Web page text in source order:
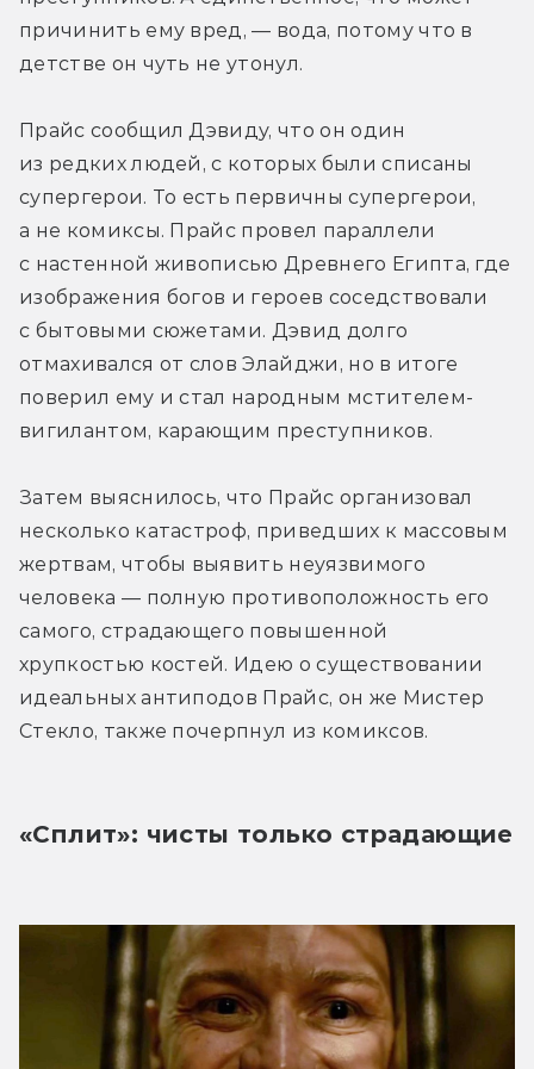
причинить ему вред, — вода, потому что в
детстве он чуть не утонул.
Прайс сообщил Дэвиду, что он один
из редких людей, с которых были списаны
супергерои. То есть первичны супергерои,
а не комиксы. Прайс провел параллели
с настенной живописью Древнего Египта, где
изображения богов и героев соседствовали
с бытовыми сюжетами. Дэвид долго
отмахивался от слов Элайджи, но в итоге
поверил ему и стал народным мстителем-
вигилантом, карающим преступников.
Затем выяснилось, что Прайс организовал
несколько катастроф, приведших к массовым
жертвам, чтобы выявить неуязвимого
человека — полную противоположность его
самого, страдающего повышенной
хрупкостью костей. Идею о существовании
идеальных антиподов Прайс, он же Мистер
Стекло, также почерпнул из комиксов.
«Сплит»: чисты только страдающие